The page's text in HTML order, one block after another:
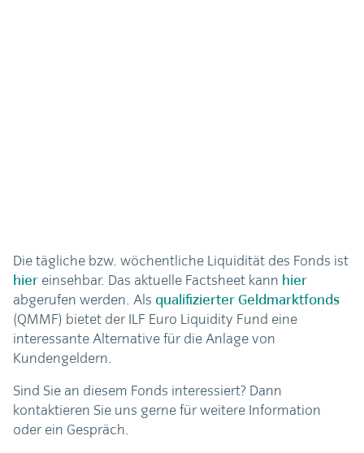
Die tägliche bzw. wöchentliche Liquidität des Fonds ist
hier einsehbar. Das aktuelle Factsheet kann hier
abgerufen werden. Als qualifizierter Geldmarktfonds
(QMMF) bietet der ILF Euro Liquidity Fund eine
interessante Alternative für die Anlage von
Kundengeldern.
Sind Sie an diesem Fonds interessiert? Dann
kontaktieren Sie uns gerne für weitere Information
oder ein Gespräch.